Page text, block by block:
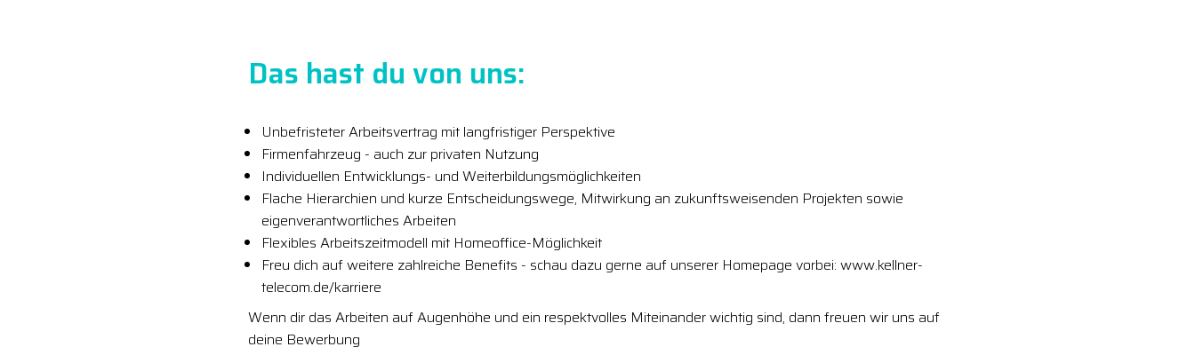
Das hast du von uns:
Unbefristeter Arbeitsvertrag mit langfristiger Perspektive
Firmenfahrzeug - auch zur privaten Nutzung
Individuellen Entwicklungs- und Weiterbildungsmöglichkeiten
Flache Hierarchien und kurze Entscheidungswege, Mitwirkung an zukunftsweisenden Projekten sowie
eigenverantwortliches Arbeiten
Flexibles Arbeitszeitmodell mit Homeoffice-Möglichkeit
Freu dich auf weitere zahlreiche Benefits - schau dazu gerne auf unserer Homepage vorbei: www.kellner-
telecom.de/karriere
Wenn dir das Arbeiten auf Augenhöhe und ein respektvolles Miteinander wichtig sind, dann freuen wir uns auf
deine Bewerbung